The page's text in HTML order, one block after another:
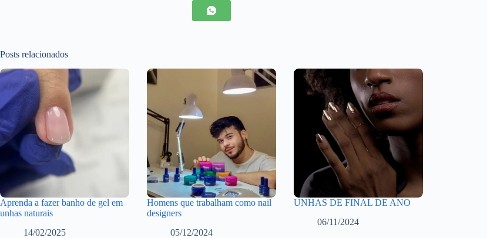
Posts relacionados
Aprenda a fazer banho de gel em
unhas naturais
14/02/2025
Homens que trabalham como nail
designers
05/12/2024
UNHAS DE FINAL DE ANO
06/11/2024